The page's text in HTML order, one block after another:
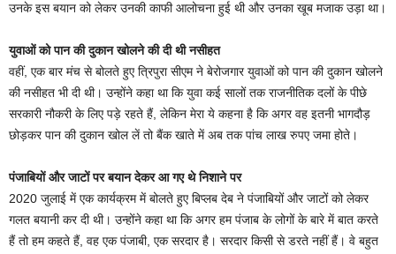
उनके इस बयान को लेकर उनकी काफी आलोचना हुई थी और उनका खूब मजाक उड़ा था।
युवाओं को पान की दुकान खोलने की दी थी नसीहत
वहीं, एक बार मंच से बोलते हुए त्रिपुरा सीएम ने बेरोजगार युवाओं को पान की दुकान खोलने
की नसीहत भी दी थी। उन्होंने कहा था कि युवा कई सालों तक राजनीतिक दलों के पीछे
सरकारी नौकरी के लिए पड़े रहते हैं, लेकिन मेरा ये कहना है कि अगर वह इतनी भागदौड़
छोड़कर पान की दुकान खोल लें तो बैंक खाते में अब तक पांच लाख रुपए जमा होते।
पंजाबियों और जाटों पर बयान देकर आ गए थे निशाने पर
2020 जुलाई में एक कार्यक्रम में बोलते हुए बिप्लब देब ने पंजाबियों और जाटों को लेकर
गलत बयानी कर दी थी। उन्होंने कहा था कि अगर हम पंजाब के लोगों के बारे में बात करते
हैं तो हम कहते हैं, वह एक पंजाबी, एक सरदार है। सरदार किसी से डरते नहीं हैं। वे बहुत